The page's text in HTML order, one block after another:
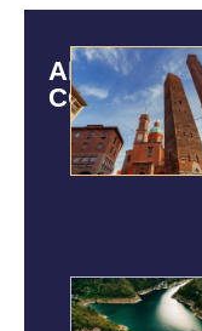
ARTICOLI
CORRELATI